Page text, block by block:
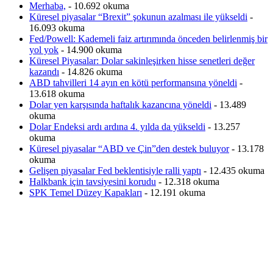
Merhaba, - 10.692 okuma
Küresel piyasalar “Brexit” şokunun azalması ile yükseldi -
16.093 okuma
Fed/Powell: Kademeli faiz artırımında önceden belirlenmiş bir
yol yok - 14.900 okuma
Küresel Piyasalar: Dolar sakinleşirken hisse senetleri değer
kazandı - 14.826 okuma
ABD tahvilleri 14 ayın en kötü performansına yöneldi -
13.618 okuma
Dolar yen karşısında haftalık kazancına yöneldi - 13.489
okuma
Dolar Endeksi ardı ardına 4. yılda da yükseldi - 13.257
okuma
Küresel piyasalar “ABD ve Çin”den destek buluyor- 13.178
okuma
Gelişen piyasalar Fed beklentisiyle ralli yaptı - 12.435 okuma
Halkbank için tavsiyesini korudu - 12.318 okuma
SPK Temel Düzey Kapakları - 12.191 okuma